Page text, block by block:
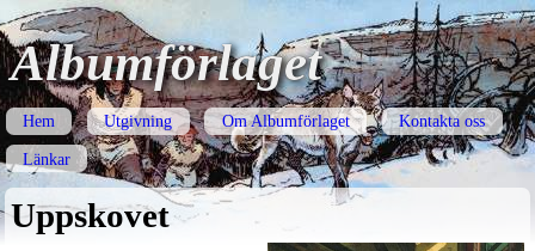
Albumförlaget
Hem Utgivning Om Albumförlaget
Kontakta oss
Länkar
Uppskovet